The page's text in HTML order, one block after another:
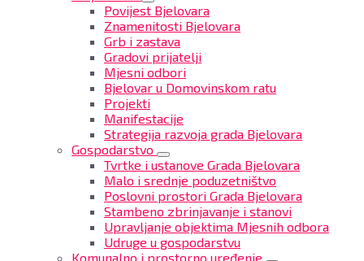
Povijest Bjelovara
Znamenitosti Bjelovara
Grb i zastava
Gradovi prijatelji
Mjesni odbori
Bjelovar u Domovinskom ratu
Projekti
Manifestacije
Strategija razvoja grada Bjelovara
Gospodarstvo
Tvrtke i ustanove Grada Bjelovara
Malo i srednje poduzetništvo
Poslovni prostori Grada Bjelovara
Stambeno zbrinjavanje i stanovi
Upravljanje objektima Mjesnih odbora
Udruge u gospodarstvu
Komunalno i prostorno uređenje